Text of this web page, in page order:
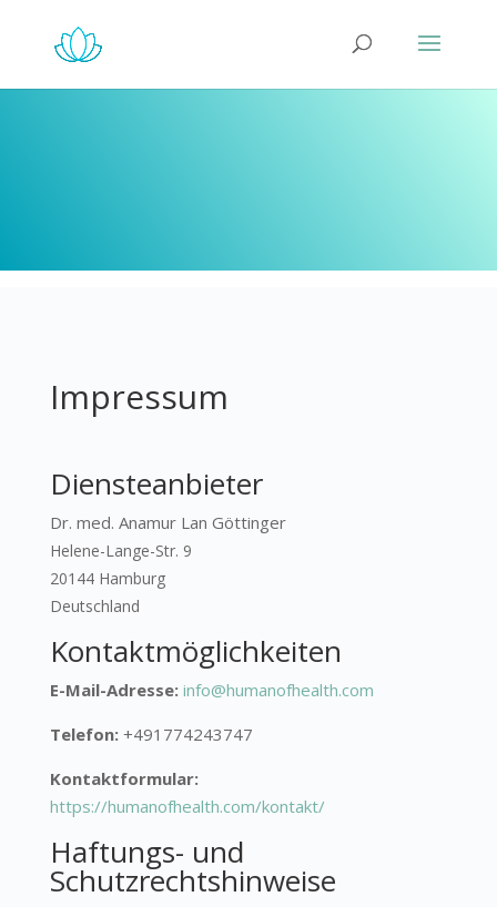
Impressum
Diensteanbieter
Dr. med. Anamur Lan Göttinger
Helene-Lange-Str. 9
20144 Hamburg
Deutschland
Kontaktmöglichkeiten
E-Mail-Adresse: info@humanofhealth.com
Telefon:+491774243747
Kontaktformular:
https://humanofhealth.com/kontakt/
Haftungs- und
Schutzrechtshinweise